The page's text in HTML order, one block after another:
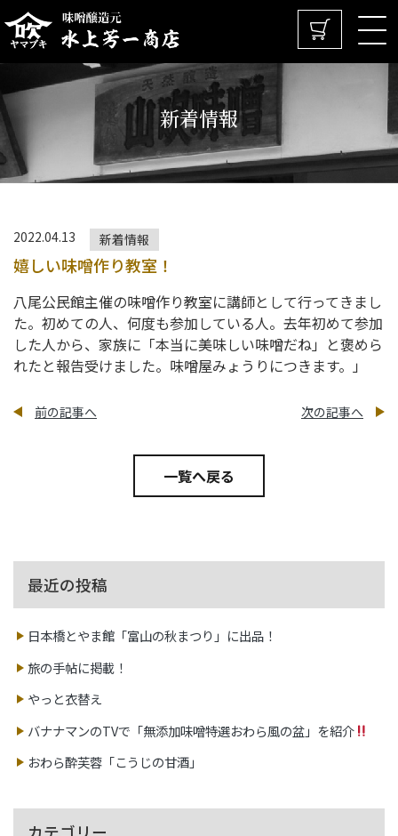
新着情報
2022.04.13 新着情報
嬉しい味噌作り教室！
八尾公民館主催の味噌作り教室に講師として行ってきまし
た。初めての人、何度も参加している人。去年初めて参加
した人から、家族に「本当に美味しい味噌だね」と褒めら
れたと報告受けました。味噌屋みょうりにつきます。」
前の記事へ 次の記事へ
一覧へ戻る
最近の投稿
日本橋とやま館「富山の秋まつり」に出品！
旅の手帖に掲載！
やっと衣替え
バナナマンのTVで「無添加味噌特選おわら風の盆」を紹介
おわら酔芙蓉「こうじの甘酒」